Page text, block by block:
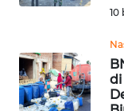
10
di
TINGGI
WN